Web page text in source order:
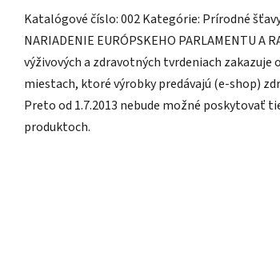
Katalógové číslo: 002 Kategórie: Prírodné
NARIADENIE EURÓPSKEHO PARLAMENTU A
výživových a zdravotných tvrdeniach zakazuje
miestach, ktoré výrobky predávajú (e-shop)
Preto od 1.7.2013 nebude možné poskytovať
produktoch.